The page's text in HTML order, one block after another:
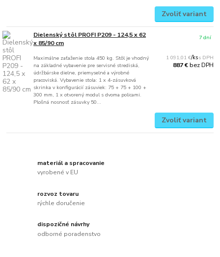
Zvoliť variant
Dielenský stôl PROFI P209 - 124,5 x 62
x 85/90 cm
Maximálne zaťaženie stola 450 kg. Stôl je vhodný
na základné vybavenie pre servisné strediská,
údržbárske dielne, priemyselné a výrobné
pracoviská. Vybavenie stola: 1 x 4-zásuvková
skrinka v konfigurácií zásuviek: 75 + 75 + 100 +
300 mm, 1 x otvorený modul s dvoma policami.
Plošná nosnosť zásuvky 50...
1 091,01 €/ks
887 €bez DPH
7 dní
Zvoliť variant
materiál a spracovanie
vyrobené v EU
rozvoz tovaru
rýchle doručenie
dispozičné návrhy
odborné poradenstvo